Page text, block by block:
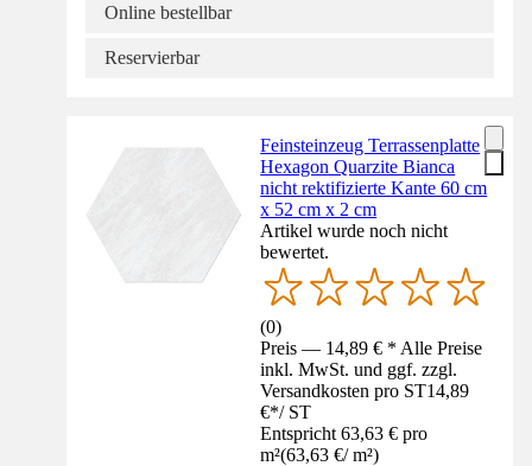
Online bestellbar
Reservierbar
Feinsteinzeug Terrassenplatte
Hexagon Quarzite Bianca
nicht rektifizierte Kante 60 cm
x 52 cm x 2 cm
Artikel wurde noch nicht
bewertet.
(0)
Preis — 14,89 € * Alle Preise
inkl. MwSt. und ggf. zzgl.
Versandkosten pro ST14,89
€*/ ST
Entspricht 63,63 € pro
m²(63,63 €/ m²)